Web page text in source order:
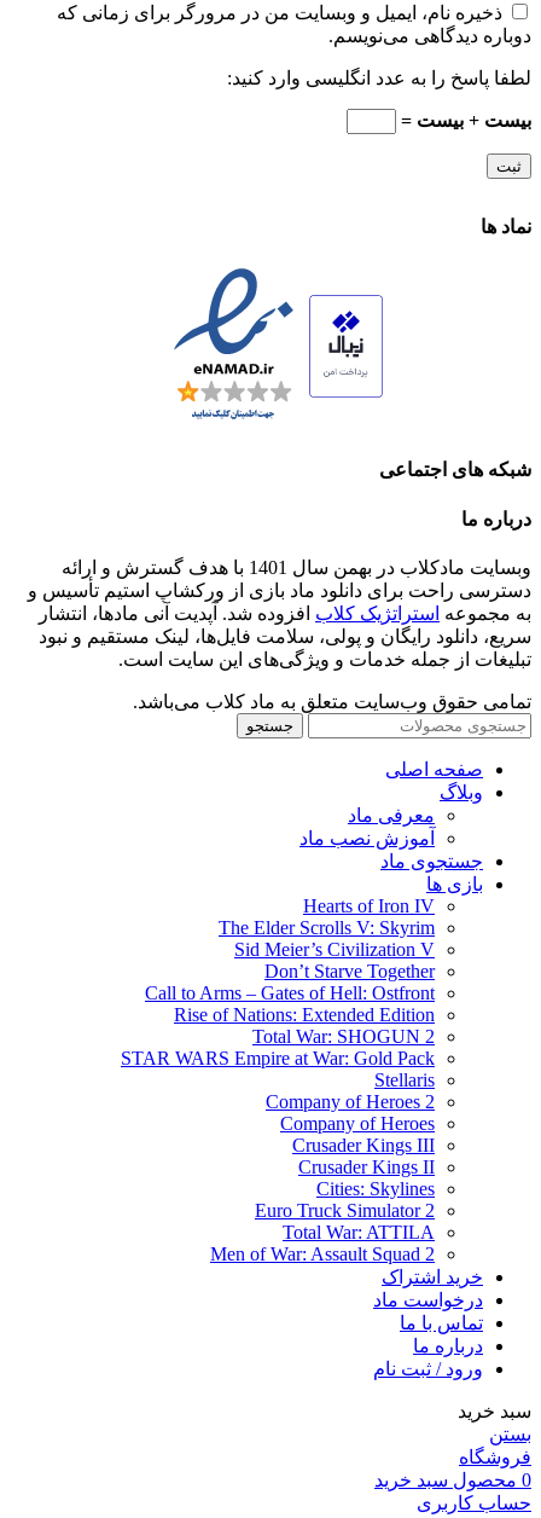
ذخیره نام، ایمیل و وبسایت من در مرورگر برای زمانی که
دوباره دیدگاهی می‌نویسم.
لطفا پاسخ را به عدد انگلیسی وارد کنید:
بیست + بیست =
نماد ها
شبکه های اجتماعی
درباره ما
وبسایت مادکلاب در بهمن سال 1401 با هدف گسترش و ارائه
دسترسی راحت برای دانلود ماد بازی از ورکشاپ استیم تأسیس و
به مجموعه استراتژیک کلاب افزوده شد. آپدیت آنی مادها، انتشار
سریع، دانلود رایگان و پولی، سلامت فایل‌ها، لینک مستقیم و نبود
تبلیغات از جمله خدمات و ویژگی‌های این سایت است.
تمامی حقوق وب‌سایت متعلق به ماد کلاب می‌باشد.
جستجو
صفحه اصلی
وبلاگ
معرفی ماد
آموزش نصب ماد
جستجوی ماد
بازی ها
Hearts of Iron IV
The Elder Scrolls V: Skyrim
Sid Meier’s Civilization V
Don’t Starve Together
Call to Arms – Gates of Hell: Ostfront
Rise of Nations: Extended Edition
Total War: SHOGUN 2
STAR WARS Empire at War: Gold Pack
Stellaris
Company of Heroes 2
Company of Heroes
Crusader Kings III
Crusader Kings II
Cities: Skylines
Euro Truck Simulator 2
Total War: ATTILA
Men of War: Assault Squad 2
خرید اشتراک
درخواست ماد
تماس با ما
درباره ما
ورود / ثبت نام
سبد خرید
بستن
فروشگاه
0 محصول سبد خرید
حساب کاربری